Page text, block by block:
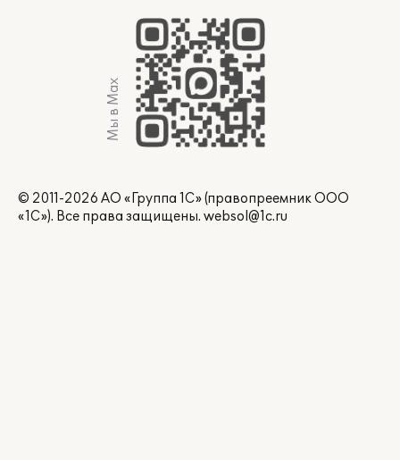
Мы в Max
© 2011-2026 АО «Группа 1С» (правопреемник ООО
«1С»). Все права защищены. websol@1c.ru